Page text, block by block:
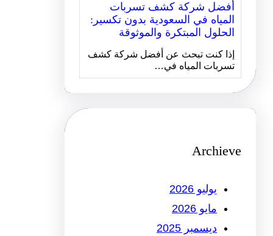
أفضل شركة كشف تسربات
المياه في السعودية بدون تكسير:
الحلول المبتكرة والموثوقة
إذا كنت تبحث عن أفضل شركة كشف
تسربات المياه في…
Archieve
يوليو 2026
مايو 2026
ديسمبر 2025